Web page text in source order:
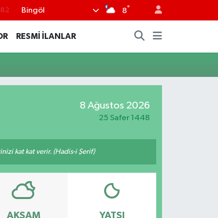
Bingöl 8°
RESMİ İLANLAR
8 Ağustos 2026
25 Safer 1448
kat kat verir. (Hadis-i Şerif)
AKŞAM YATSI